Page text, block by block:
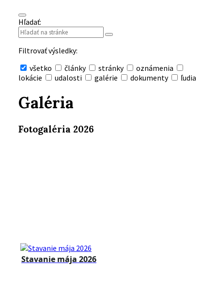
Hľadať:
Filtrovať výsledky:
všetko
články stránky
oznámenia
lokácie
udalosti galérie dokumenty ľudia
vyhľadávanie
Galéria
Fotogaléria 2026
Stavanie mája 2026